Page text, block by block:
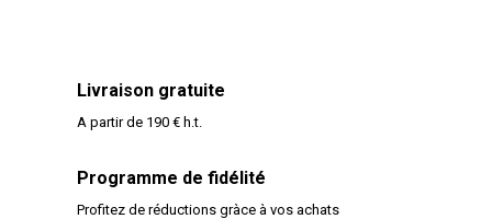
Livraison gratuite
A partir de 190 € h.t.
Programme de fidélité
Profitez de réductions gràce à vos achats